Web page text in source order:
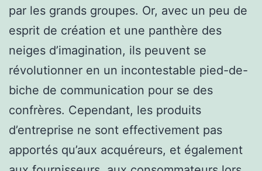
par les grands groupes. Or, avec un peu de
esprit de création et une panthère des
neiges d’imagination, ils peuvent se
révolutionner en un incontestable pied-de-
biche de communication pour se des
confrères. Cependant, les produits
d’entreprise ne sont effectivement pas
apportés qu’aux acquéreurs, et également